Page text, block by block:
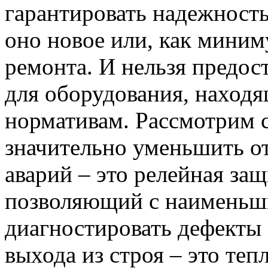
гарантировать
оно новое или, как
ремонта. И нельзя
для оборудования,
нормативам. Рассмотрим
значительно уменьшить
аварий – это релейная
позволяющий с
диагностировать
выхода из строя – это